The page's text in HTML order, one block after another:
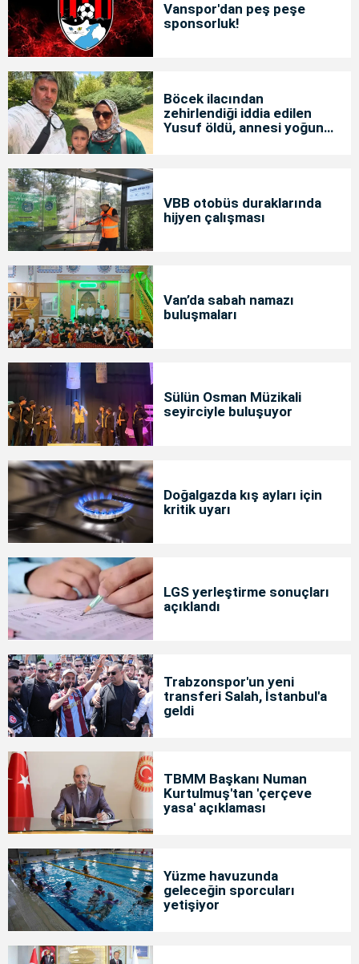
Vanspor'dan peş peşe
sponsorluk!
Böcek ilacından
zehirlendiği iddia edilen
Yusuf öldü, annesi yoğun
VBB otobüs duraklarında
hijyen çalışması
Van’da sabah namazı
buluşmaları
Sülün Osman Müzikali
seyirciyle buluşuyor
Doğalgazda kış ayları için
kritik uyarı
LGS yerleştirme sonuçları
açıklandı
Trabzonspor'un yeni
transferi Salah, İstanbul'a
geldi
TBMM Başkanı Numan
Kurtulmuş'tan 'çerçeve
yasa' açıklaması
Yüzme havuzunda
geleceğin sporcuları
yetişiyor